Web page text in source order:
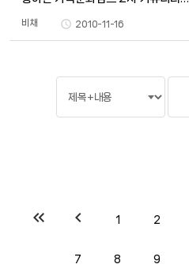
비채 2010-11-16
keyboard_double_arrow_left chevron_left 1 2
7 8 9